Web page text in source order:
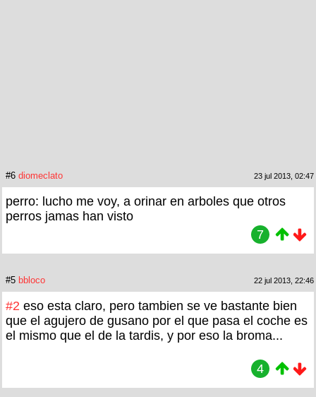
#6 diomeclato 23 jul 2013, 02:47
perro: lucho me voy, a orinar en arboles que otros
perros jamas han visto
7
#5 bbloco 22 jul 2013, 22:46
#2 eso esta claro, pero tambien se ve bastante bien
que el agujero de gusano por el que pasa el coche es
el mismo que el de la tardis, y por eso la broma...
4